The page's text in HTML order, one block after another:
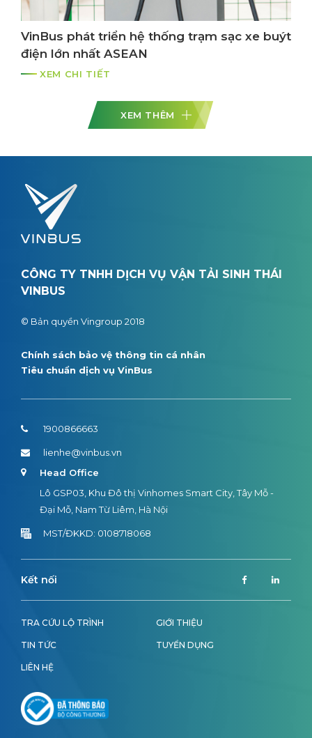
VinBus phát triển hệ thống trạm sạc xe buýt
điện lớn nhất ASEAN
XEM CHI TIẾT
XEM THÊM
CÔNG TY TNHH DỊCH VỤ VẬN TẢI SINH THÁI
VINBUS
© Bản quyền Vingroup 2018
Chính sách bảo vệ thông tin cá nhân
Tiêu chuẩn dịch vụ VinBus
TRA CỨU LỘ TRÌNH GIỚI THIỆU
TIN TỨC TUYỂN DỤNG
LIÊN HỆ
1900866663
lienhe@vinbus.vn
Head Office
Lô GSP03, Khu Đô thị Vinhomes Smart City, Tây Mỗ -
Đại Mỗ, Nam Từ Liêm, Hà Nội
MST/ĐKKD: 0108718068
Kết nối